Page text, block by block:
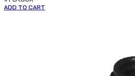
ADD TO CART